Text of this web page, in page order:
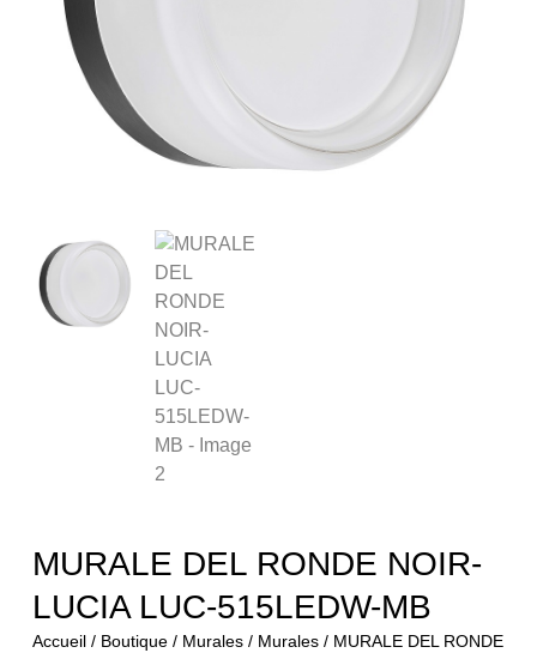
MURALE DEL RONDE NOIR-
LUCIA LUC-515LEDW-MB
Accueil/ Boutique/ Murales/ Murales/ MURALE DEL RONDE